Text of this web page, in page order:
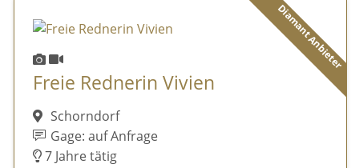
Diamant Anbieter
Freie Rednerin Vivien
Schorndorf
Gage: auf Anfrage
7 Jahre tätig